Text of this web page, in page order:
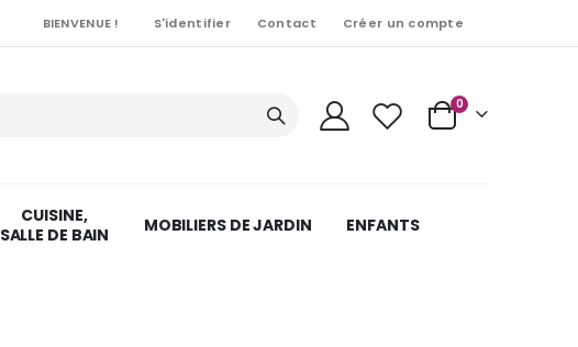
BIENVENUE ! S'identifier Contact Créer un compte
Cart
0Articles
CUISINE,
SALLE DE BAIN
MOBILIERS DE JARDIN ENFANTS